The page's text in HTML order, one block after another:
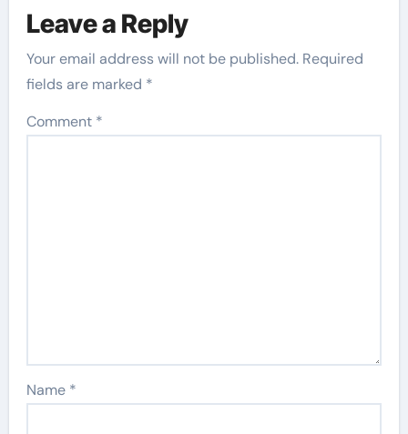
Leave a Reply
Your email address will not be published. Required
fields are marked *
Comment *
Name *